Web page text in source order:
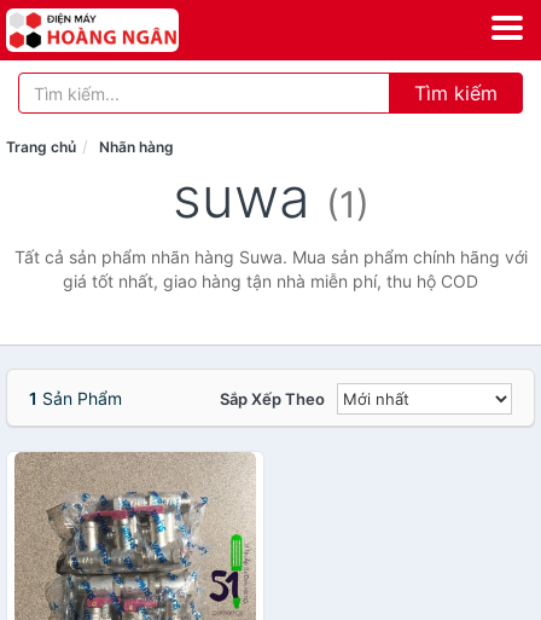
Tìm kiếm
Trang chủ Nhãn hàng
suwa (1)
Tất cả sản phẩm nhãn hàng Suwa. Mua sản phẩm chính hãng với
giá tốt nhất, giao hàng tận nhà miễn phí, thu hộ COD
1 Sản Phẩm Sắp Xếp Theo